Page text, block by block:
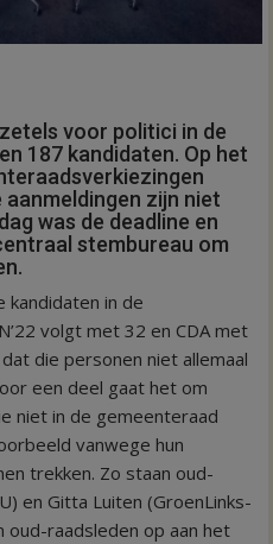
zetels voor politici in de
187 kandidaten. Op het
zijn niet
was de deadline en
stembureau om
in de
volgt met 32 en CDA met
die personen niet allemaal
een deel gaat het om
niet in de gemeenteraad
vanwege hun
trekken. Zo staan oud-
en Gitta Luiten (GroenLinks-
oud-raadsleden op aan het